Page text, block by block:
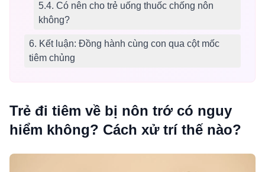
5.4. Có nên cho trẻ uống thuốc chống nôn
không?
6. Kết luận: Đồng hành cùng con qua cột mốc
tiêm chủng
Trẻ đi tiêm về bị nôn trớ có nguy
hiểm không? Cách xử trí thế nào?